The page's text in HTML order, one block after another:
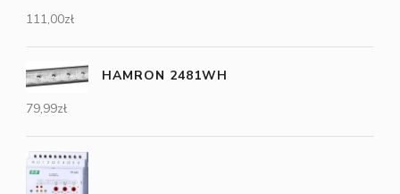
111,00zł
HAMRON 2481WH
79,99zł